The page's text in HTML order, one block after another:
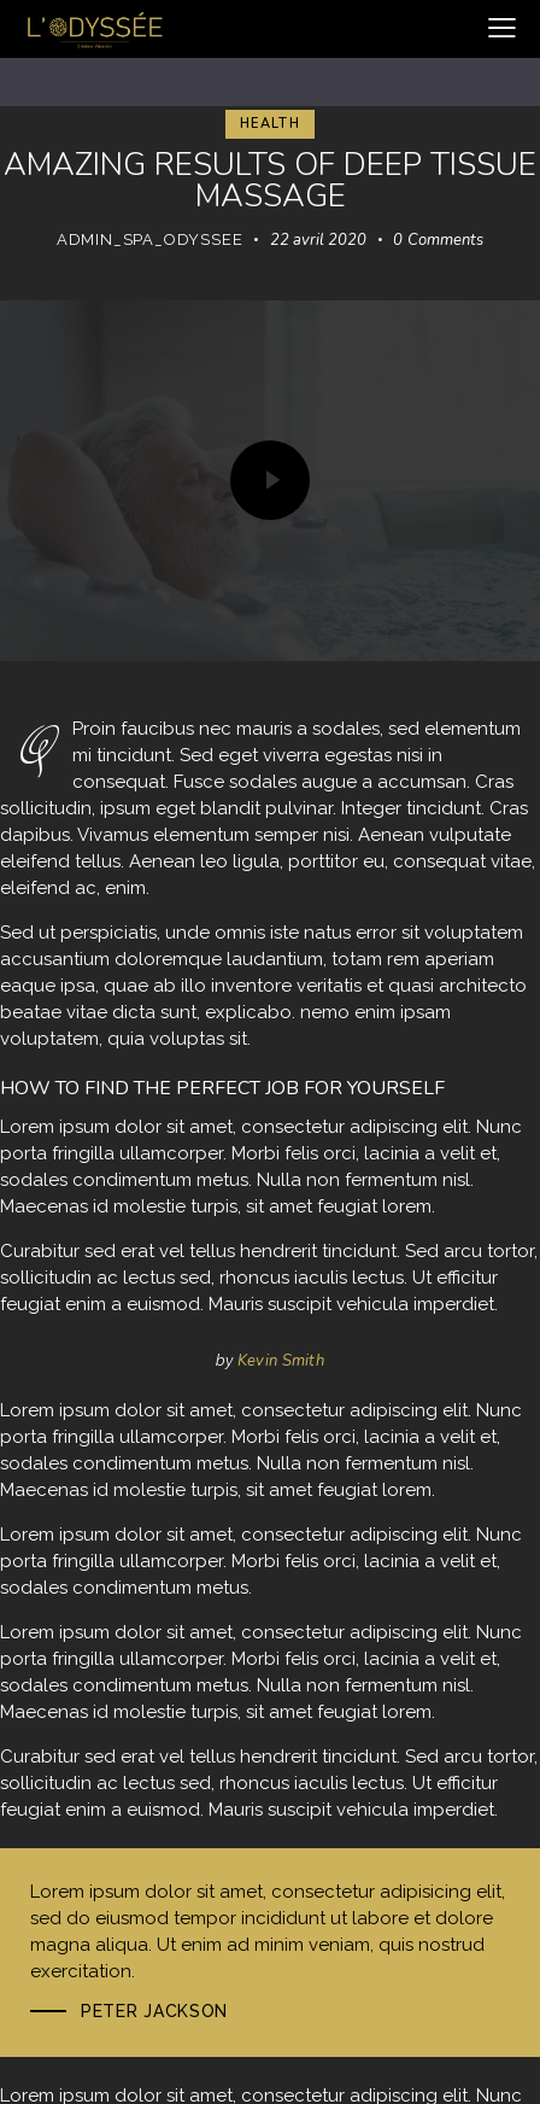
HEALTH
AMAZING RESULTS OF DEEP TISSUE
MASSAGE
ADMIN_SPA_ODYSSEE 22 avril 2020 0 Comments
Q
Proin faucibus nec mauris a sodales, sed elementum
mi tincidunt. Sed eget viverra egestas nisi in
consequat. Fusce sodales augue a accumsan. Cras
sollicitudin, ipsum eget blandit pulvinar. Integer tincidunt. Cras
dapibus. Vivamus elementum semper nisi. Aenean vulputate
eleifend tellus. Aenean leo ligula, porttitor eu, consequat vitae,
eleifend ac, enim.
Sed ut perspiciatis, unde omnis iste natus error sit voluptatem
accusantium doloremque laudantium, totam rem aperiam
eaque ipsa, quae ab illo inventore veritatis et quasi architecto
beatae vitae dicta sunt, explicabo. nemo enim ipsam
voluptatem, quia voluptas sit.
HOW TO FIND THE PERFECT JOB FOR YOURSELF
Lorem ipsum dolor sit amet, consectetur adipiscing elit. Nunc
porta fringilla ullamcorper. Morbi felis orci, lacinia a velit et,
sodales condimentum metus. Nulla non fermentum nisl.
Maecenas id molestie turpis, sit amet feugiat lorem.
Curabitur sed erat vel tellus hendrerit tincidunt. Sed arcu tortor,
sollicitudin ac lectus sed, rhoncus iaculis lectus. Ut efficitur
feugiat enim a euismod. Mauris suscipit vehicula imperdiet.
by Kevin Smith
Lorem ipsum dolor sit amet, consectetur adipiscing elit. Nunc
porta fringilla ullamcorper. Morbi felis orci, lacinia a velit et,
sodales condimentum metus. Nulla non fermentum nisl.
Maecenas id molestie turpis, sit amet feugiat lorem.
Lorem ipsum dolor sit amet, consectetur adipiscing elit. Nunc
porta fringilla ullamcorper. Morbi felis orci, lacinia a velit et,
sodales condimentum metus.
Lorem ipsum dolor sit amet, consectetur adipiscing elit. Nunc
porta fringilla ullamcorper. Morbi felis orci, lacinia a velit et,
sodales condimentum metus. Nulla non fermentum nisl.
Maecenas id molestie turpis, sit amet feugiat lorem.
Curabitur sed erat vel tellus hendrerit tincidunt. Sed arcu tortor,
sollicitudin ac lectus sed, rhoncus iaculis lectus. Ut efficitur
feugiat enim a euismod. Mauris suscipit vehicula imperdiet.
Lorem ipsum dolor sit amet, consectetur adipisicing elit,
sed do eiusmod tempor incididunt ut labore et dolore
magna aliqua. Ut enim ad minim veniam, quis nostrud
exercitation.
PETER JACKSON
Lorem ipsum dolor sit amet, consectetur adipiscing elit. Nunc